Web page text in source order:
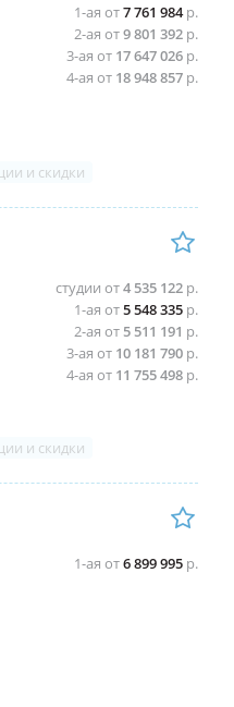
1-ая от7 761 984р.
2-ая от9 801 392 р.
3-ая от 17 647 026 р.
4-ая от 18 948 857 р.
и скидки
студии от4 535 122 р.
1-ая от5 548 335 р.
2-ая от 5 511 191 р.
3-ая от 10 181 790 р.
4-ая от 11 755 498 р.
и скидки
1-ая от6 899 995 р.